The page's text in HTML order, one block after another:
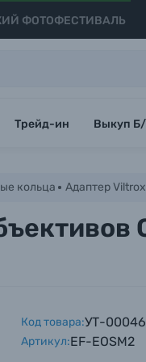
ФОТОФЕСТИВАЛЬ
Трейд-ин Выкуп Б/
кольца Адаптер
Код товара:УТ-
Артикул:EF-EOSM2